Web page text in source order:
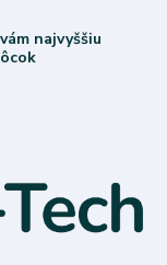
najvyššiu